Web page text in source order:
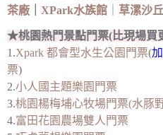
茶廠
XPark水族館 草漯沙丘
★桃園熱門景點門票(比現場買
1.Xpark 都會型水生公園門票(
票)
2.小人國主題樂園門票
3.桃園楊梅埔心牧場門票(水豚
4.富田花園農場雙人門票